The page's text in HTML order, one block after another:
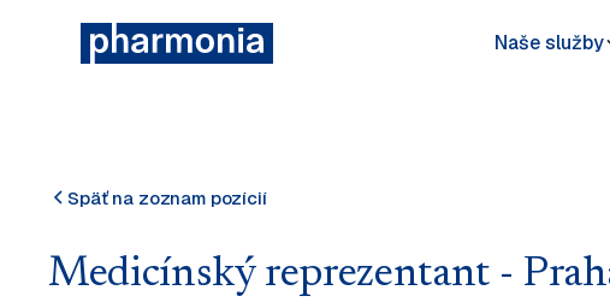
Naše služby
Späť na zoznam pozícií
Medicínský reprezentant -